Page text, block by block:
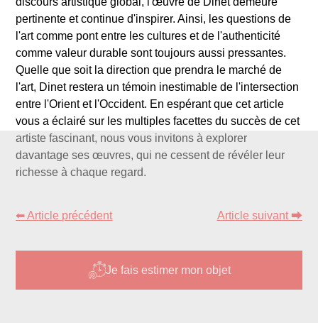
pertinente et continue d'inspirer. Ainsi, les questions de
l'art comme pont entre les cultures et de l'authenticité
comme valeur durable sont toujours aussi pressantes.
Quelle que soit la direction que prendra le marché de
l'art, Dinet restera un témoin inestimable de l'intersection
entre l'Orient et l'Occident. En espérant que cet article
vous a éclairé sur les multiples facettes du succès de cet
artiste fascinant, nous vous invitons à explorer
davantage ses œuvres, qui ne cessent de révéler leur
richesse à chaque regard.
⬅ Article précédent Article suivant ⮕
Je fais estimer mon objet